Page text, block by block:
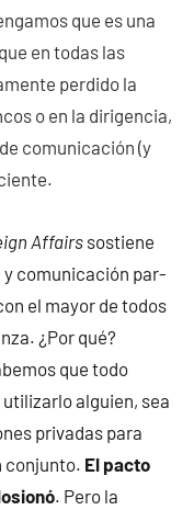
que es una
en todas las
perdido la
o en la dirigencia,
comunicación (y
Affairssostiene
comunicación par-
el mayor de todos
¿Por qué?
que todo
alguien, sea
privadas para
conjunto. El pacto
. Pero la